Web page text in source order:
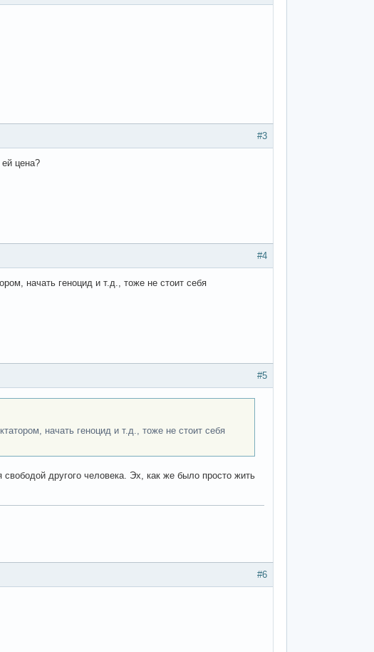
#3
цена?
#4
начать геноцид и т.д., тоже не стоит себя
#5
начать геноцид и т.д., тоже не стоит себя
другого человека. Эх, как же было просто жить
#6